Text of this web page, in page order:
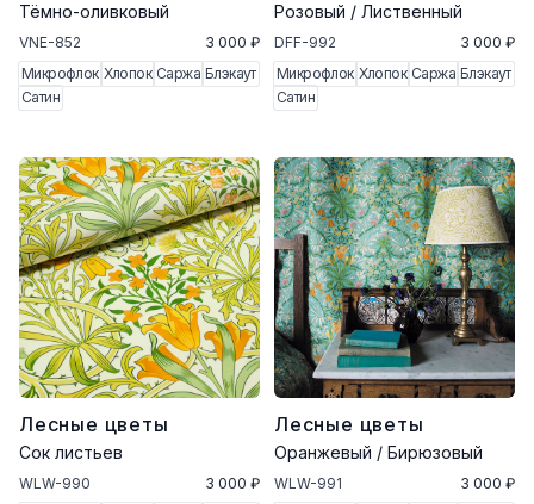
Тёмно-оливковый
VNE-852
3 000 ₽
Микрофлок Хлопок Саржа Блэкаут
Сатин
Розовый / Лиственный
DFF-992
3 000 ₽
Микрофлок Хлопок Саржа Блэкаут
Сатин
Лесные цветы
Сок листьев
WLW-990
3 000 ₽
Лесные цветы
Оранжевый / Бирюзовый
WLW-991
3 000 ₽